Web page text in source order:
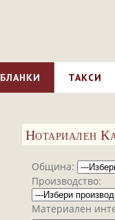
БЛАНКИ ТАКСИ
Нотариален
Община:
Производство:
Материален